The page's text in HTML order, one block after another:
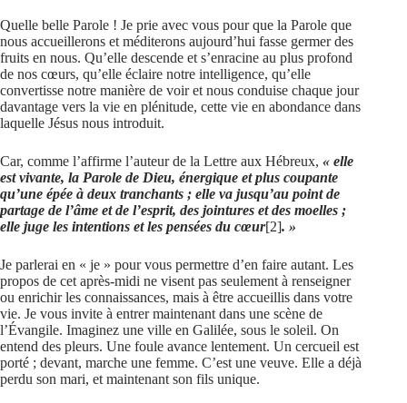
Quelle belle Parole ! Je prie avec vous pour que la Parole que
nous accueillerons et méditerons aujourd’hui fasse germer des
fruits en nous. Qu’elle descende et s’enracine au plus profond
de nos cœurs, qu’elle éclaire notre intelligence, qu’elle
convertisse notre manière de voir et nous conduise chaque jour
davantage vers la vie en plénitude, cette vie en abondance dans
laquelle Jésus nous introduit.
Car, comme l’affirme l’auteur de la Lettre aux Hébreux, « elle
est vivante, la Parole de Dieu, énergique et plus coupante
qu’une épée à deux tranchants ; elle va jusqu’au point de
partage de l’âme et de l’esprit, des jointures et des moelles ;
elle juge les intentions et les pensées du cœur[2]. »
Je parlerai en « je » pour vous permettre d’en faire autant. Les
propos de cet après-midi ne visent pas seulement à renseigner
ou enrichir les connaissances, mais à être accueillis dans votre
vie. Je vous invite à entrer maintenant dans une scène de
l’Évangile. Imaginez une ville en Galilée, sous le soleil. On
entend des pleurs. Une foule avance lentement. Un cercueil est
porté ; devant, marche une femme. C’est une veuve. Elle a déjà
perdu son mari, et maintenant son fils unique.